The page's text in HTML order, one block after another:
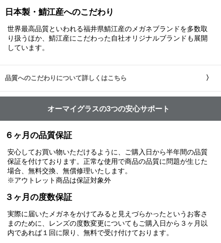
日本製・鯖江産へのこだわり
世界最高品質といわれる福井県鯖江産のメガネブランドを多数取
り扱うほか、鯖江産にこだわった自社オリジナルブランドも展開
しています。
品質へのこだわりについて詳しくはこちら
オーマイグラスの3つの安心サポート
６ヶ月の品質保証
安心してお買い物いただけるように、ご購入日から半年間の品質
保証を付けております。正常な使用で商品の品質に問題が生じた
場合、無料交換、無償修理いたします。
※アウトレット商品は保証対象外
３ヶ月の度数保証
実際に届いたメガネをかけてみると見えづらかったというお客さ
まのために、レンズの度数変更についてもご購入日から３ヶ月以
内であれば１回に限り、無料で受け付けております。